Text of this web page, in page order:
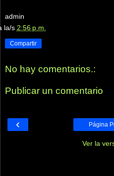
admin
la/s 2:56 p.m.
Compartir
No hay comentarios.:
Publicar un comentario
‹ Página
Ver la